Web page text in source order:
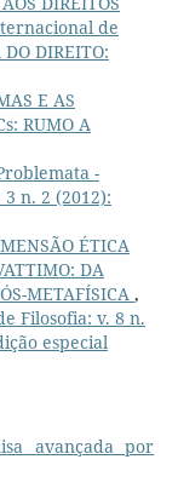
de
DIREITO:
E AS
RUMO A
-
n. 2 (2012):
ÉTICA
DA
METAFÍSICA ,
Filosofia: v. 8 n.
especial
avançada por